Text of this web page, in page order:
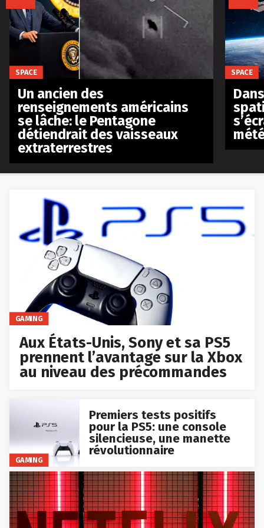
GAMING
Aux États-Unis, Sony et sa PS5
prennent l’avantage sur la Xbox
au niveau des précommandes
GAMING
Premiers tests positifs
pour la PS5: une console
silencieuse, une manette
révolutionnaire
SPACE
Un ancien des
renseignements américains
se lâche: le Pentagone
détiendrait des vaisseaux
extraterrestres
SPACE